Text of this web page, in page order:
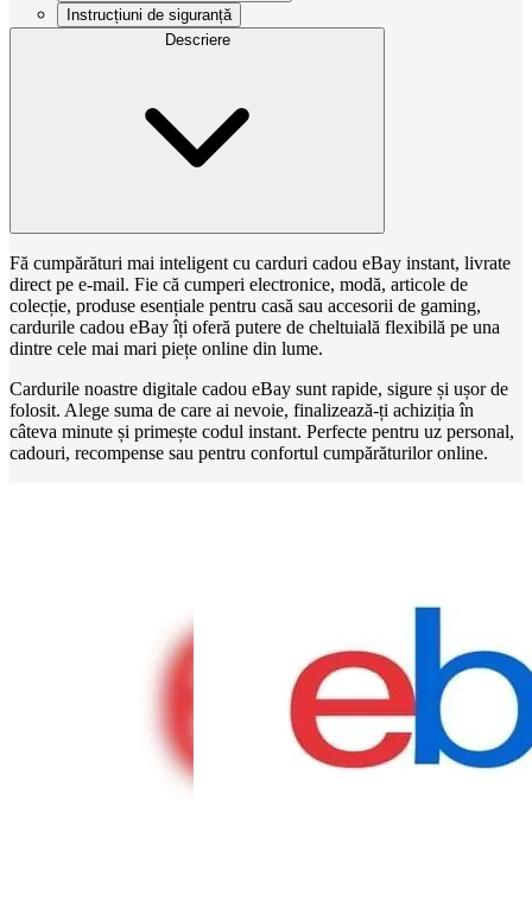
Instrucțiuni de siguranță
Descriere
Fă cumpărături mai inteligent cu carduri cadou eBay instant, livrate
direct pe e-mail. Fie că cumperi electronice, modă, articole de
colecție, produse esențiale pentru casă sau accesorii de gaming,
cardurile cadou eBay îți oferă putere de cheltuială flexibilă pe una
dintre cele mai mari piețe online din lume.
Cardurile noastre digitale cadou eBay sunt rapide, sigure și ușor de
folosit. Alege suma de care ai nevoie, finalizează-ți achiziția în
câteva minute și primește codul instant. Perfecte pentru uz personal,
cadouri, recompense sau pentru confortul cumpărăturilor online.